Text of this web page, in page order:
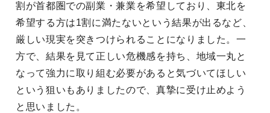
割が首都圏での副業・兼業を希望しており、東北を
希望する方は1割に満たないという結果が出るなど、
厳しい現実を突きつけられることになりました。一
方で、結果を見て正しい危機感を持ち、地域一丸と
なって強力に取り組む必要があると気づいてほしい
という狙いもありましたので、真摯に受け止めよう
と思いました。